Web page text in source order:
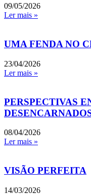
09/05/2026
Ler mais »
UMA FENDA NO
23/04/2026
Ler mais »
PERSPECTIVAS
08/04/2026
Ler mais »
VISÃO PERFEITA
14/03/2026